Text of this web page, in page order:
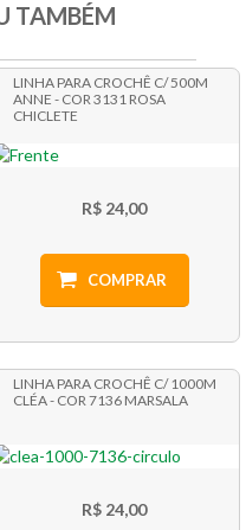
TAMBÉM
LINHA PARA CROCHÊ C/ 500M
ANNE - COR 3131 ROSA
CHICLETE
R$ 24,00
COMPRAR
LINHA PARA CROCHÊ C/ 1000M
CLÉA - COR 7136 MARSALA
R$ 24,00